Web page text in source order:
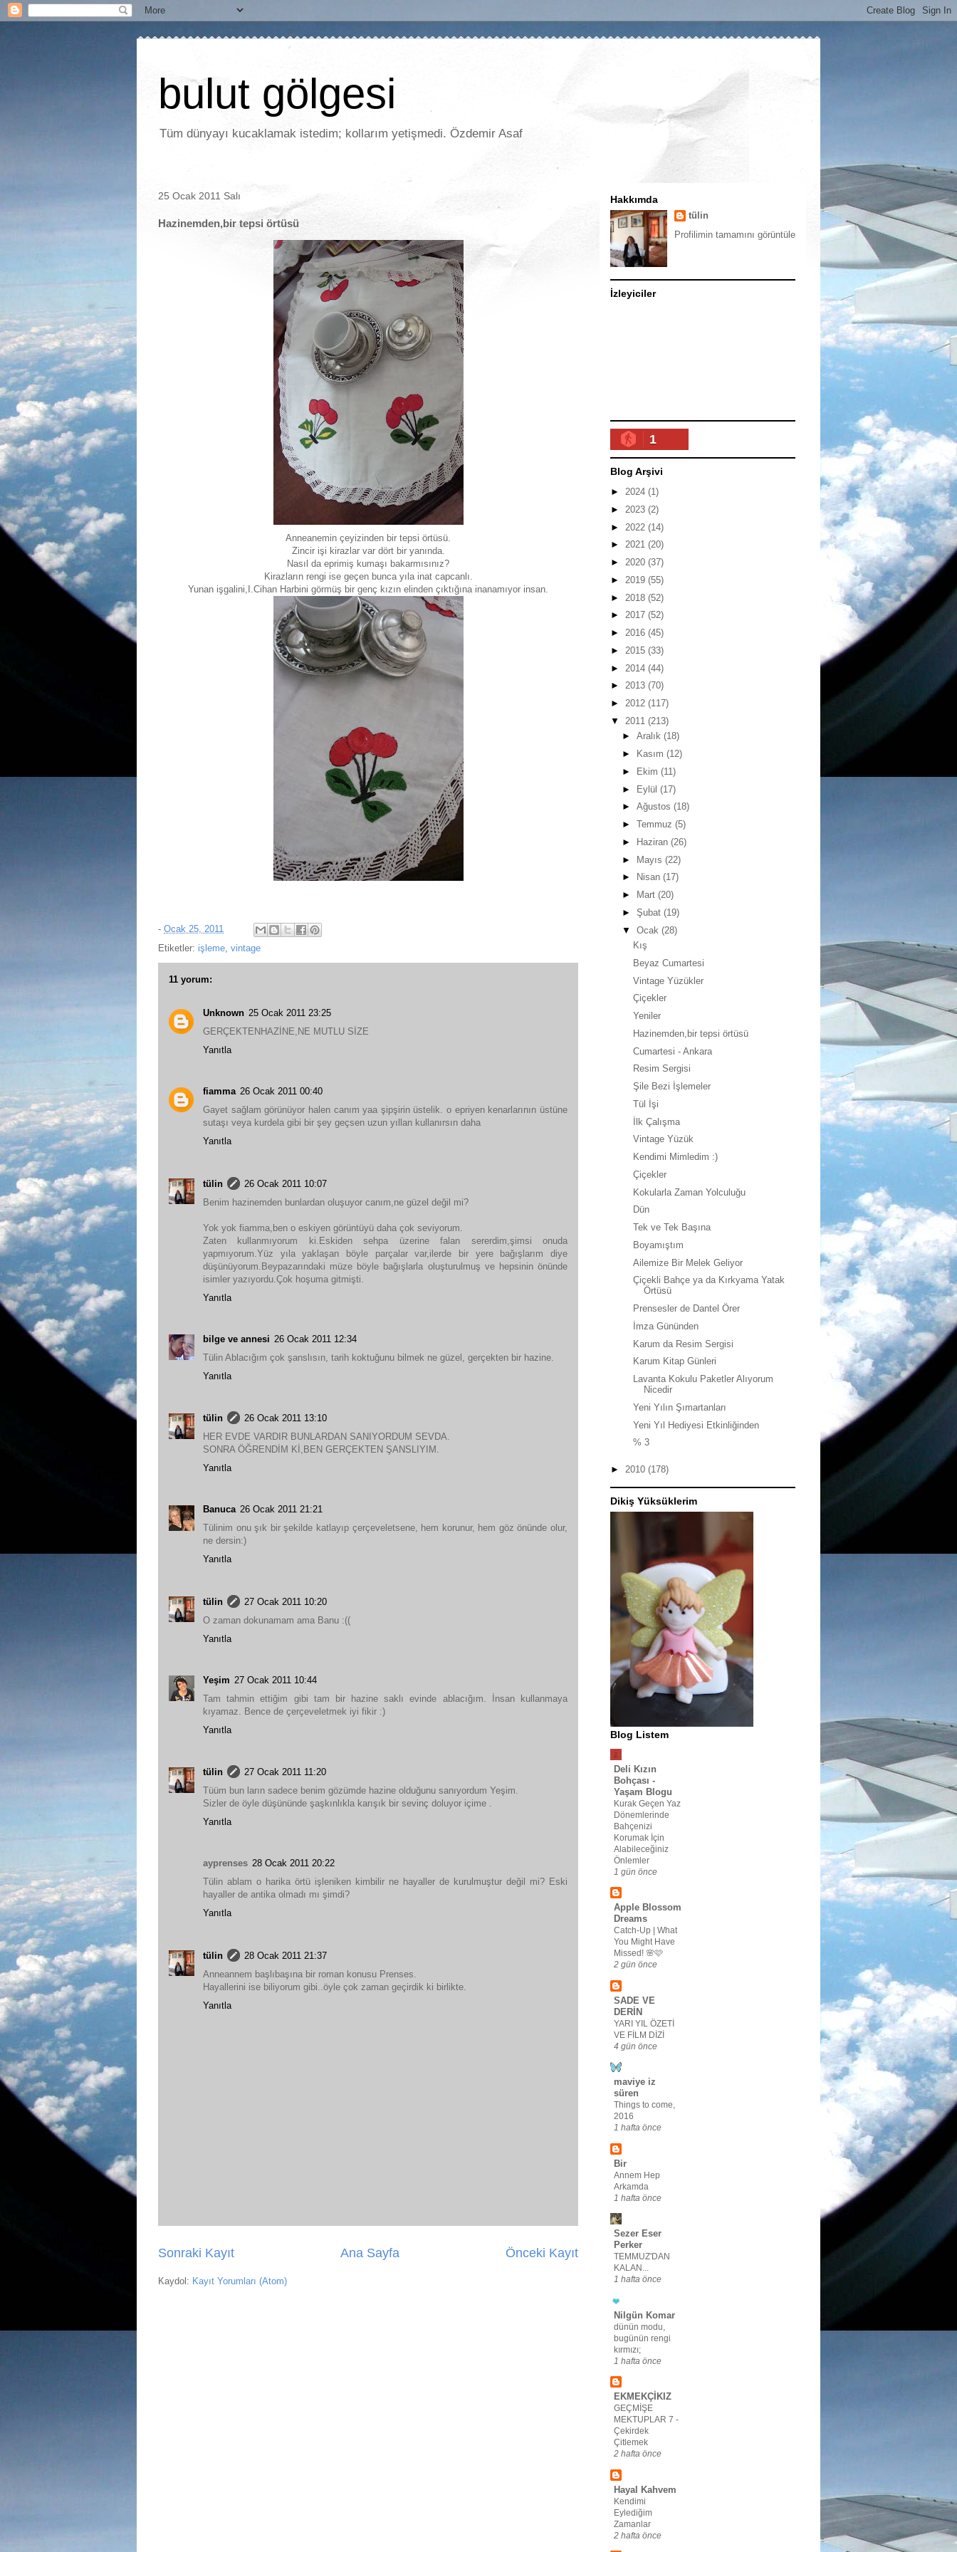
bulut gölgesi
Tüm dünyayı kucaklamak istedim; kollarım yetişmedi. Özdemir Asaf
25 Ocak 2011 Salı
Hazinemden,bir tepsi örtüsü
Anneanemin çeyizinden bir tepsi örtüsü.
Zincir işi kirazlar var dört bir yanında.
Nasıl da eprimiş kumaşı bakarmısınız?
Kirazların rengi ise geçen bunca yıla inat capcanlı.
Yunan işgalini,I.Cihan Harbini görmüş bir genç kızın elinden çıktığına inanamıyor insan.
- Ocak 25, 2011
Etiketler: işleme, vintage
11 yorum:
Unknown 25 Ocak 2011 23:25
GERÇEKTENHAZİNE,NE MUTLU SİZE
Yanıtla
fiamma 26 Ocak 2011 00:40
Gayet sağlam görünüyor halen canım yaa şipşirin üstelik. o epriyen kenarlarının üstüne
sutaşı veya kurdela gibi bir şey geçsen uzun yıllan kullanırsın daha
Yanıtla
tülin
26 Ocak 2011 10:07
Benim hazinemden bunlardan oluşuyor canım,ne güzel değil mi?
Yok yok fiamma,ben o eskiyen görüntüyü daha çok seviyorum.
Zaten kullanmıyorum ki.Eskiden sehpa üzerine falan sererdim,şimsi onuda
yapmıyorum.Yüz yıla yaklaşan böyle parçalar var,ilerde bir yere bağışlarım diye
düşünüyorum.Beypazarındaki müze böyle bağışlarla oluşturulmuş ve hepsinin önünde
isimler yazıyordu.Çok hoşuma gitmişti.
Yanıtla
bilge ve annesi 26 Ocak 2011 12:34
Tülin Ablacığım çok şanslısın, tarih koktuğunu bilmek ne güzel, gerçekten bir hazine.
Yanıtla
tülin
26 Ocak 2011 13:10
HER EVDE VARDIR BUNLARDAN SANIYORDUM SEVDA.
SONRA ÖĞRENDİM Kİ,BEN GERÇEKTEN ŞANSLIYIM.
Yanıtla
Banuca 26 Ocak 2011 21:21
Tülinim onu şık bir şekilde katlayıp çerçeveletsene, hem korunur, hem göz önünde olur,
ne dersin:)
Yanıtla
tülin
27 Ocak 2011 10:20
O zaman dokunamam ama Banu :((
Yanıtla
Yeşim 27 Ocak 2011 10:44
Tam tahmin ettiğim gibi tam bir hazine saklı evinde ablacığım. İnsan kullanmaya
kıyamaz. Bence de çerçeveletmek iyi fikir :)
Yanıtla
tülin
27 Ocak 2011 11:20
Tüüm bun ların sadece benim gözümde hazine olduğunu sanıyordum Yeşim.
Sizler de öyle düşününde şaşkınlıkla karışık bir sevinç doluyor içime .
Yanıtla
ayprenses 28 Ocak 2011 20:22
Tülin ablam o harika örtü işleniken kimbilir ne hayaller de kurulmuştur değil mi? Eski
hayaller de antika olmadı mı şimdi?
Yanıtla
tülin
28 Ocak 2011 21:37
Anneannem başlıbaşına bir roman konusu Prenses.
Hayallerini ise biliyorum gibi..öyle çok zaman geçirdik ki birlikte.
Yanıtla
Sonraki Kayıt Önceki Kayıt
Ana Sayfa
Kaydol: Kayıt Yorumları (Atom)
Hakkımda
tülin
Profilimin tamamını görüntüle
İzleyiciler
1
Blog Arşivi
► 2024 (1)
► 2023 (2)
► 2022 (14)
► 2021 (20)
► 2020 (37)
► 2019 (55)
► 2018 (52)
► 2017 (52)
► 2016 (45)
► 2015 (33)
► 2014 (44)
► 2013 (70)
► 2012 (117)
▼ 2011 (213)
► Aralık (18)
►
Kasım (12)
►
Ekim (11)
► Eylül (17)
► Ağustos (18)
► Temmuz (5)
►
Haziran (26)
► Mayıs (22)
►
Nisan (17)
►
Mart (20)
► Şubat (19)
▼ Ocak (28)
Kış
Beyaz Cumartesi
Vintage Yüzükler
Çiçekler
Yeniler
Hazinemden,bir tepsi örtüsü
Cumartesi - Ankara
Resim Sergisi
Şile Bezi İşlemeler
Tül İşi
İlk Çalışma
Vintage Yüzük
Kendimi Mimledim :)
Çiçekler
Kokularla Zaman Yolculuğu
Dün
Tek ve Tek Başına
Boyamıştım
Ailemize Bir Melek Geliyor
Çiçekli Bahçe ya da Kırkyama Yatak
Örtüsü
Prensesler de Dantel Örer
İmza Gününden
Karum da Resim Sergisi
Karum Kitap Günleri
Lavanta Kokulu Paketler Alıyorum
Nicedir
Yeni Yılın Şımartanları
Yeni Yıl Hediyesi Etkinliğinden
% 3
► 2010 (178)
Dikiş Yüksüklerim
Blog Listem
Deli Kızın
Bohçası -
Yaşam Blogu
Kurak Geçen Yaz
Dönemlerinde
Bahçenizi
Korumak İçin
Alabileceğiniz
Önlemler
1 gün önce
Apple Blossom
Dreams
Catch-Up | What
You Might Have
Missed! 🌸🩷
2 gün önce
SADE VE
DERİN
YARI YIL ÖZETİ
VE FİLM DİZİ
4 gün önce
maviye iz
süren
Things to come,
2016
1 hafta önce
Bir
Annem Hep
Arkamda
1 hafta önce
Sezer Eser
Perker
TEMMUZ'DAN
KALAN...
1 hafta önce
Nilgün Komar
dünün modu,
bugünün rengi
kırmızı;
1 hafta önce
EKMEKÇİKIZ
GEÇMİŞE
MEKTUPLAR 7 -
Çekirdek
Çitlemek
2 hafta önce
Hayal Kahvem
Kendimi
Eylediğim
Zamanlar
2 hafta önce